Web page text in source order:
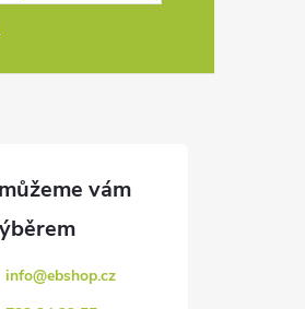
info@ebshop.cz